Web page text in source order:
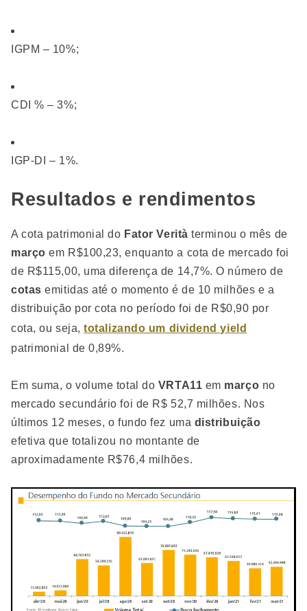
IGPM – 10%;
CDI % – 3%;
IGP-DI – 1%.
Resultados e rendimentos
A cota patrimonial do Fator Verità terminou o mês de
março em R$100,23, enquanto a cota de mercado foi
de R$115,00, uma diferença de 14,7%. O número de
cotas emitidas até o momento é de 10 milhões e a
distribuição por cota no período foi de R$0,90 por
cota, ou seja,totalizando um dividend yield
patrimonial de 0,89%.
Em suma, o volume total do VRTA11 em março no
mercado secundário foi de R$ 52,7 milhões. Nos
últimos 12 meses, o fundo fez uma distribuição
efetiva que totalizou no montante de
aproximadamente R$76,4 milhões.